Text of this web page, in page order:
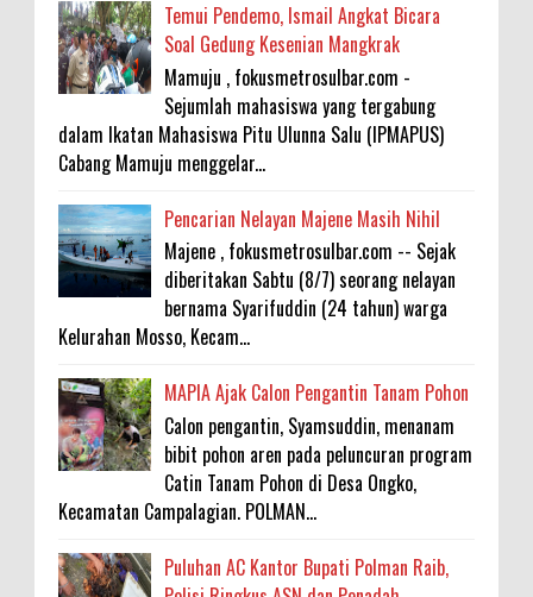
Temui Pendemo, Ismail Angkat Bicara
Soal Gedung Kesenian Mangkrak
Mamuju , fokusmetrosulbar.com -
Sejumlah mahasiswa yang tergabung
dalam Ikatan Mahasiswa Pitu Ulunna Salu (IPMAPUS)
Cabang Mamuju menggelar...
Pencarian Nelayan Majene Masih Nihil
Majene , fokusmetrosulbar.com -- Sejak
diberitakan Sabtu (8/7) seorang nelayan
bernama Syarifuddin (24 tahun) warga
Kelurahan Mosso, Kecam...
MAPIA Ajak Calon Pengantin Tanam Pohon
Calon pengantin, Syamsuddin, menanam
bibit pohon aren pada peluncuran program
Catin Tanam Pohon di Desa Ongko,
Kecamatan Campalagian. POLMAN...
Puluhan AC Kantor Bupati Polman Raib,